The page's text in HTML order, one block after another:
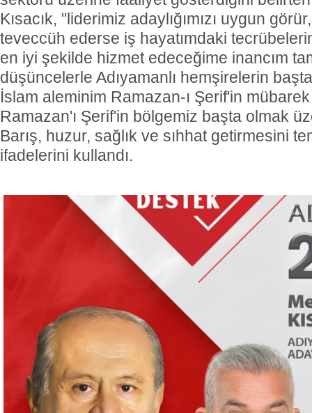
Kısacık, "liderimiz adaylığımızı uygun
teveccüh ederse iş hayatımdaki
en iyi şekilde hizmet edeceğime inancım
düşüncelerle Adıyamanlı hemşirelerin
İslam aleminim Ramazan-ı Şerif'in mübarek
Ramazan'ı Şerif'in bölgemiz başta olmak
Barış, huzur, sağlık ve sıhhat getirmesini
ifadelerini kullandı.